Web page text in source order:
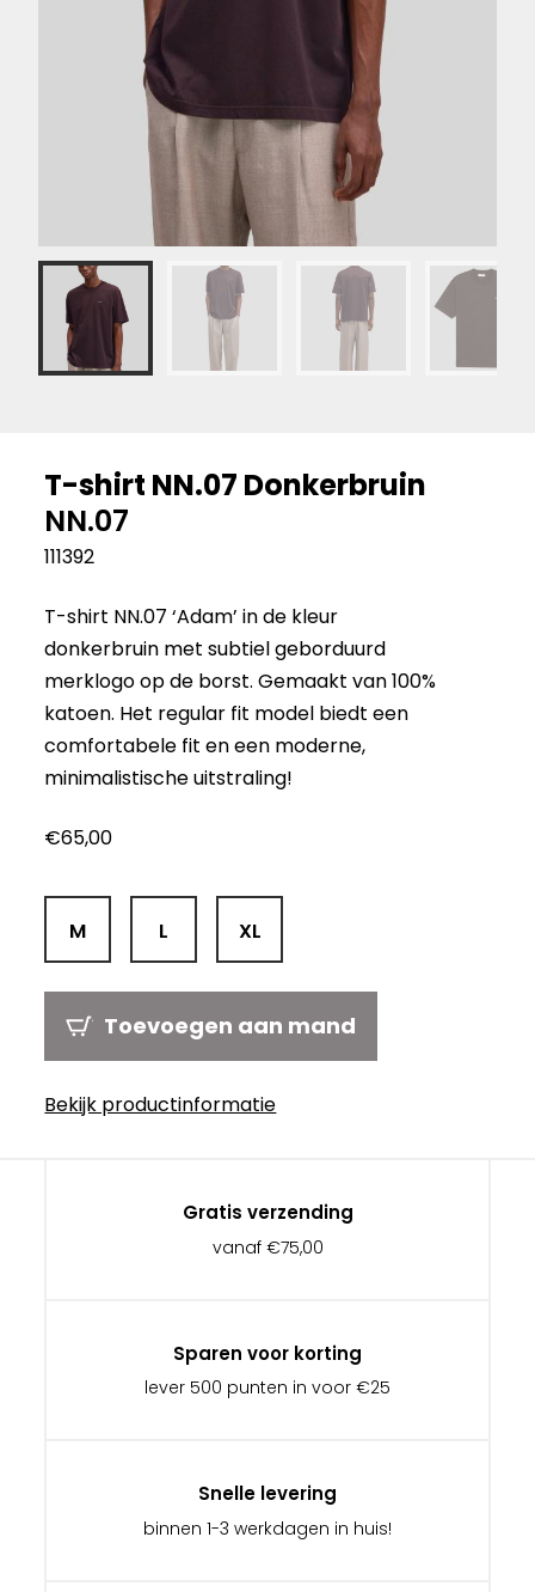
T-shirt NN.07 Donkerbruin
NN.07
111392
T-shirt NN.07 ‘Adam’ in de kleur
donkerbruin met subtiel geborduurd
merklogo op de borst. Gemaakt van 100%
katoen. Het regular fit model biedt een
comfortabele fit en een moderne,
minimalistische uitstraling!
€65,00
M L XL
Toevoegen aan mand
Bekijk productinformatie
Gratis verzending
vanaf €75,00
Sparen voor korting
lever 500 punten in voor €25
Snelle levering
binnen 1-3 werkdagen in huis!